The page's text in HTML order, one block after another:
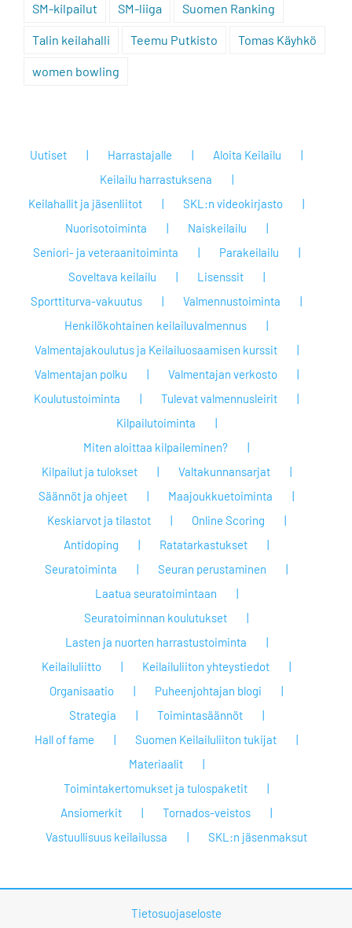
SM-kilpailut SM-liiga Suomen Ranking
Talin keilahalli Teemu Putkisto Tomas Käyhkö
women bowling
Uutiset Harrastajalle
Aloita Keilailu
Keilailu harrastuksena
Keilahallit ja jäsenliitot
SKL:n videokirjasto
Nuorisotoiminta
Naiskeilailu
Seniori- ja veteraanitoiminta
Parakeilailu
Soveltava keilailu
Lisenssit
Sporttiturva-vakuutus
Valmennustoiminta
Henkilökohtainen keilailuvalmennus
Valmentajakoulutus ja Keilailuosaamisen kurssit
Valmentajan polku
Valmentajan verkosto
Koulutustoiminta
Tulevat valmennusleirit
Kilpailutoiminta
Miten aloittaa kilpaileminen?
Kilpailut ja tulokset
Valtakunnansarjat
Säännöt ja ohjeet
Maajoukkuetoiminta
Keskiarvot ja tilastot
Online Scoring
Antidoping
Ratatarkastukset
Seuratoiminta
Seuran perustaminen
Laatua seuratoimintaan
Seuratoiminnan koulutukset
Lasten ja nuorten harrastustoiminta
Keilailuliitto
Keilailuliiton yhteystiedot
Organisaatio
Puheenjohtajan blogi
Strategia
Toimintasäännöt
Hall of fame
Suomen Keilailuliiton tukijat
Materiaalit
Toimintakertomukset ja tulospaketit
Ansiomerkit
Tornados-veistos
Vastuullisuus keilailussa
SKL:n jäsenmaksut
Tietosuojaseloste